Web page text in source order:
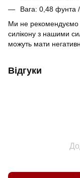
Вага: 0,48 фунта
Ми не рекомендуємо
силікону з нашими
можуть мати
Відгуки